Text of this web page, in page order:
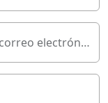
Vuelva a introducir su dirección de correo electrónico